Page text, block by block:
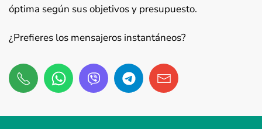
óptima según sus objetivos y presupuesto.
¿Prefieres los mensajeros instantáneos?